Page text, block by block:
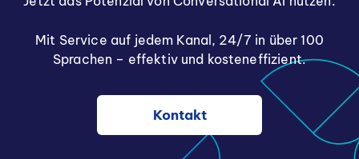
Mit Service auf jedem Kanal, 24/7 in über 100
Sprachen – effektiv und kosteneffizient.
Kontakt